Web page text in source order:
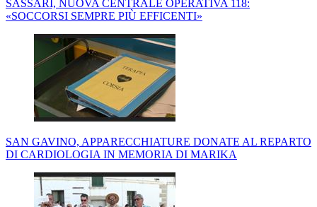
SASSARI, NUOVA CENTRALE OPERATIVA 118:
«SOCCORSI SEMPRE PIÙ EFFICENTI»
SAN GAVINO, APPARECCHIATURE DONATE AL REPARTO
DI CARDIOLOGIA IN MEMORIA DI MARIKA